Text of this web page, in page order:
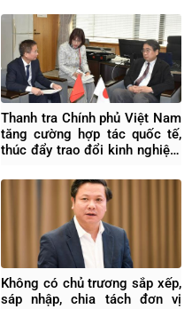
Thanh tra Chính phủ Việt Nam
tăng cường hợp tác quốc tế,
thúc đẩy trao đổi kinh nghiệm
Không có chủ trương sắp xếp,
sáp nhập, chia tách đơn vị